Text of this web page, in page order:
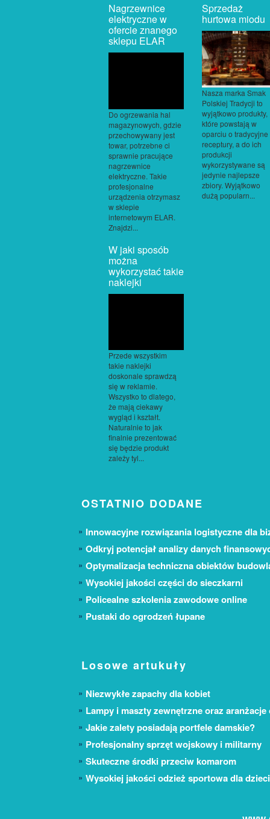
Nagrzewnice
elektryczne w
ofercie znanego
sklepu ELAR
Do ogrzewania hal
magazynowych, gdzie
przechowywany jest
towar, potrzebne ci
sprawnie pracujące
nagrzewnice
elektryczne. Takie
profesjonalne
urządzenia otrzymasz
w sklepie
internetowym ELAR.
Znajdzi...
Sprzedaż
hurtowa miodu
Nasza marka Smak
Polskiej Tradycji to
wyjątkowo produkty,
które powstają w
oparciu o tradycyjne
receptury, a do ich
produkcji
wykorzystywane są
jedynie najlepsze
zbiory. Wyjątkowo
dużą popularn...
W jaki sposób
można
wykorzystać takie
naklejki
Przede wszystkim
takie naklejki
doskonale sprawdzą
się w reklamie.
Wszystko to dlatego,
że mają ciekawy
wygląd i kształt.
Naturalnie to jak
finalnie prezentować
się będzie produkt
zależy tyl...
OSTATNIO DODANE
Innowacyjne rozwiązania logistyczne dla
Odkryj potencjał analizy danych
Optymalizacja techniczna obiektów
Wysokiej jakości części do sieczkarni
Policealne szkolenia zawodowe online
Pustaki do ogrodzeń łupane
Losowe artukuły
Niezwykłe zapachy dla kobiet
Lampy i maszty zewnętrzne oraz
Jakie zalety posiadają portfele damskie?
Profesjonalny sprzęt wojskowy i militarny
Skuteczne środki przeciw komarom
Wysokiej jakości odzież sportowa dla dzieci